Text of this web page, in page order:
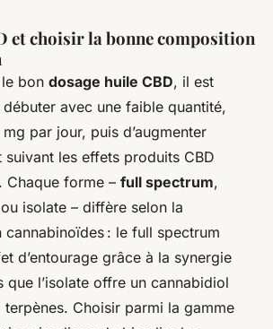
et choisir la bonne composition
bon dosage huile CBD, il est
avec une faible quantité,
par jour, puis d’augmenter
suivant les effets produits CBD
Chaque forme – full spectrum,
isolate – diffère selon la
: le full spectrum
d’entourage grâce à la synergie
que l’isolate offre un cannabidiol
terpènes. Choisir parmi la gamme